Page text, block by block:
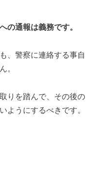
の通報は義務です。
、警察に連絡する事自
。
りを踏んで、その後の
ようにするべきです。